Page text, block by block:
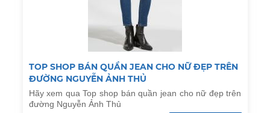
TOP SHOP BÁN QUẦN JEAN CHO NỮ ĐẸP TRÊN
ĐƯỜNG NGUYỄN ẢNH THỦ
Hãy xem qua Top shop bán quần jean cho nữ đẹp trên
đường Nguyễn Ảnh Thủ